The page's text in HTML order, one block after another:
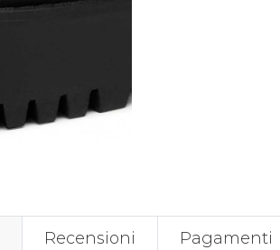
Recensioni Pagamenti